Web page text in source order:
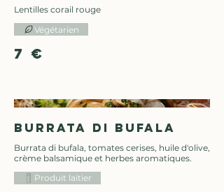
Lentilles corail rouge
7 €
Végétarien
Burrata di bufala
Burrata di bufala, tomates cerises, huile d'olive,
crème balsamique et herbes aromatiques.
Produit laitier